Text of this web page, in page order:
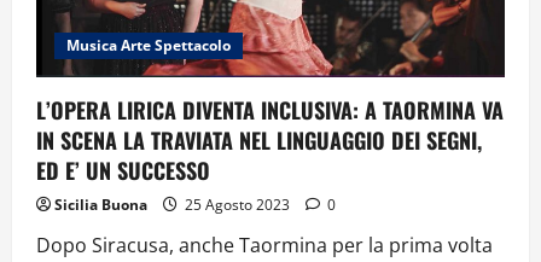
Musica Arte Spettacolo
L’OPERA LIRICA DIVENTA INCLUSIVA: A TAORMINA VA
IN SCENA LA TRAVIATA NEL LINGUAGGIO DEI SEGNI,
ED E’ UN SUCCESSO
Sicilia Buona 25 Agosto 2023 0
Dopo Siracusa, anche Taormina per la prima volta